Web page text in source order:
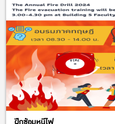
รายละเอียดการส่งผลงาน >>
ลิ้งค์ส่งผลงาน
คณาจารย์ บุคลากร >>
นิสิต (ระดับปริญญาตรี) >>
สอบถามรายละเอียดเพิ่มเติ
ในวันและเวลาราชการ หรือ E-